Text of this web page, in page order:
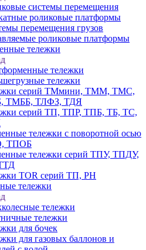
системы перемещения
роликовые платформы
перемещения грузов
роликовые платформы
тележки
тележки
тележки
серий ТМмини, ТММ, ТМС,
ТМББ, ТЛФЗ, ТДЯ
серий ТП, ТПР, ТПБ, ТБ, ТС,
тележки с поворотной осью
ТПОБ
тележки серий ТПУ, ТПДУ,
TOR серий ТП, PH
тележки
тележки
тележки
для бочек
для газовых баллонов и